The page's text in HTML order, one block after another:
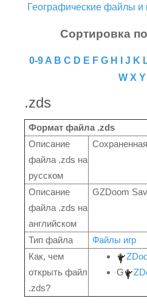
Географические файлы и
Сортировка
0-9 A B C D E F G H J K
W X Y
.zds
Формат файла .zds
Описание
файла .zds на
русском
Описание
файла .zds на
английском
GZDoom
Тип файла
Файлы игр
Как, чем
открыть файл
.zds?
G